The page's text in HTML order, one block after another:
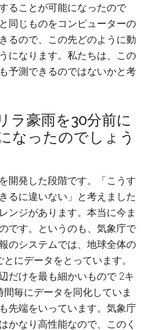
ることが可能になったので
同じものをコンピューターの
るので、この先どのように動
になります。私たちは、この
予測できるのではないかと考
ラ豪雨を30分前に
なったのでしょう
開発した段階です。「こうす
るに違いない」と考えました
ンジがあります。本当に今ま
です。というのも、気象庁で
のシステムでは、地球全体の
にデータをとっています。
だけを最も細かいもので 2キ
毎にデータを同化していま
先端をいっています。気象庁
かなり高性能なので、このく